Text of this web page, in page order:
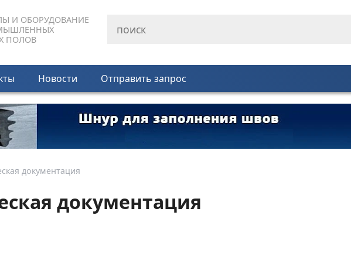
И ОБОРУДОВАНИЕ
ПОЛОВ
Новости Отправить запрос
документация
документация